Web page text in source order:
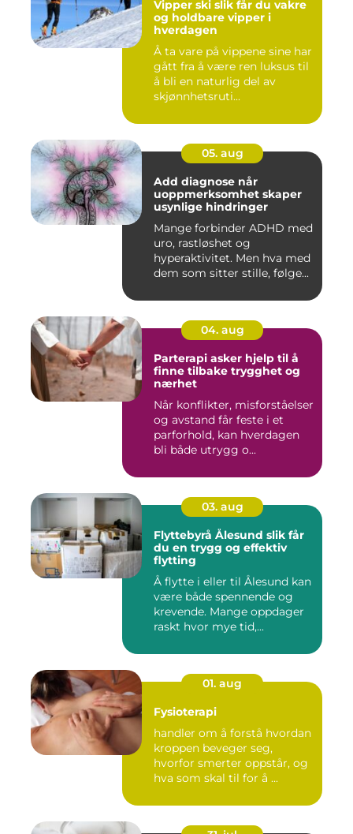
Vipper ski slik får du vakre
og holdbare vipper i
hverdagen
Å ta vare på vippene sine har
gått fra å være ren luksus til
å bli en naturlig del av
skjønnhetsruti...
05. aug
Add diagnose når
uoppmerksomhet skaper
usynlige hindringer
Mange forbinder ADHD med
uro, rastløshet og
hyperaktivitet. Men hva med
dem som sitter stille, følge...
04. aug
Parterapi asker hjelp til å
finne tilbake trygghet og
nærhet
Når konflikter, misforståelser
og avstand får feste i et
parforhold, kan hverdagen
bli både utrygg o...
03. aug
Flyttebyrå Ålesund slik får
du en trygg og effektiv
flytting
Å flytte i eller til Ålesund kan
være både spennende og
krevende. Mange oppdager
raskt hvor mye tid,...
01. aug
Fysioterapi
handler om å forstå hvordan
kroppen beveger seg,
hvorfor smerter oppstår, og
hva som skal til for å ...